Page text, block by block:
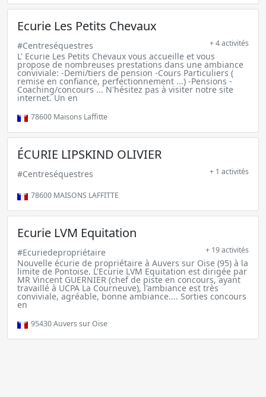
Ecurie Les Petits Chevaux
#Centreséquestres + 4 activités
L' Ecurie Les Petits Chevaux vous accueille et vous
propose de nombreuses prestations dans une ambiance
conviviale: -Demi/tiers de pension -Cours Particuliers (
remise en confiance, perfectionnement ...) -Pensions -
Coaching/concours ... N'hésitez pas à visiter notre site
internet. Un en
78600 Maisons Laffitte
ÉCURIE LIPSKIND OLIVIER
#Centreséquestres + 1 activités
78600 MAISONS LAFFITTE
Ecurie LVM Equitation
#Ecuriedepropriétaire + 19 activités
Nouvelle écurie de propriétaire à Auvers sur Oise (95) à la
limite de Pontoise. L'Ecurie LVM Equitation est dirigée par
MR Vincent GUERNIER (chef de piste en concours, ayant
travaillé à UCPA La Courneuve), l'ambiance est très
conviviale, agréable, bonne ambiance.... Sorties concours
en
95430Auvers sur Oise